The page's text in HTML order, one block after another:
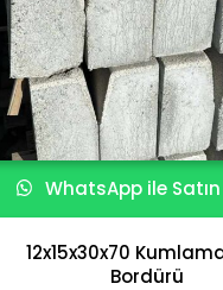
WhatsApp ile Satın
12x15x30x70
Bordürü